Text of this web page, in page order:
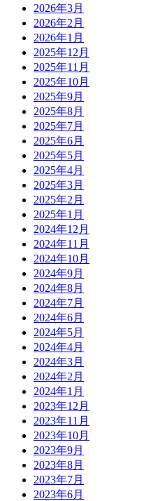
2026年3月
2026年2月
2026年1月
2025年12月
2025年11月
2025年10月
2025年9月
2025年8月
2025年7月
2025年6月
2025年5月
2025年4月
2025年3月
2025年2月
2025年1月
2024年12月
2024年11月
2024年10月
2024年9月
2024年8月
2024年7月
2024年6月
2024年5月
2024年4月
2024年3月
2024年2月
2024年1月
2023年12月
2023年11月
2023年10月
2023年9月
2023年8月
2023年7月
2023年6月